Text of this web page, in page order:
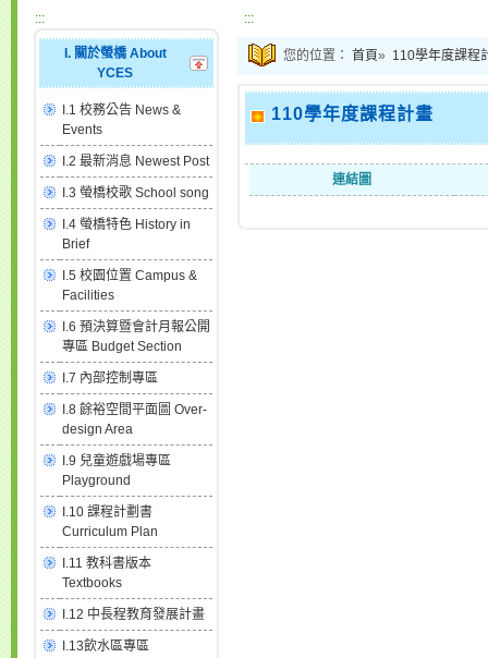
:::
I. 關於螢橋 About
YCES
I.1 校務公告 News &
Events
I.2 最新消息 Newest Post
I.3 螢橋校歌 School song
I.4 螢橋特色 History in
Brief
I.5 校園位置 Campus &
Facilities
I.6 預決算暨會計月報公開
專區 Budget Section
I.7 內部控制專區
I.8 餘裕空間平面圖 Over-
design Area
I.9 兒童遊戲場專區
Playground
I.10 課程計劃書
Curriculum Plan
I.11 教科書版本
Textbooks
I.12 中長程教育發展計畫
I.13飲水區專區
:::
您的位置： 首頁» 110學年度課程
110學年度課程計畫
連結圖